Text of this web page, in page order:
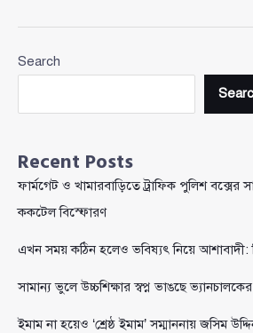
লেফটেন্যান্ট
Search
Recent Posts
ফার্মগেট ও খামারবাড়িতে ট্রাফিক পুলিশ বক্সের
ককটেল বিস্ফোরণ
এখন সময় কঠিন হলেও ভবিষ্যৎ নিয়ে আশাবাদী:
সামান্য ভুলে উচ্চশিক্ষার স্বপ্ন ভাঙছে
ইমাম না হয়েও ‘শ্রেষ্ঠ ইমাম’ সম্মাননায় জসিম